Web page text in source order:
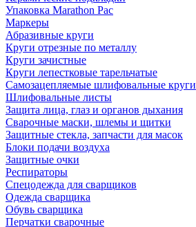
Упаковка Marathon Pac
Маркеры
Абразивные круги
Круги отрезные по металлу
Круги зачистные
Круги лепестковые тарельчатые
Самозацепляемые шлифовальные круги
Шлифовальные листы
Защита лица, глаз и органов дыхания
Сварочные маски, шлемы и щитки
Защитные стекла, запчасти для масок
Блоки подачи воздуха
Защитные очки
Респираторы
Спецодежда для сварщиков
Одежда сварщика
Обувь сварщика
Перчатки сварочные